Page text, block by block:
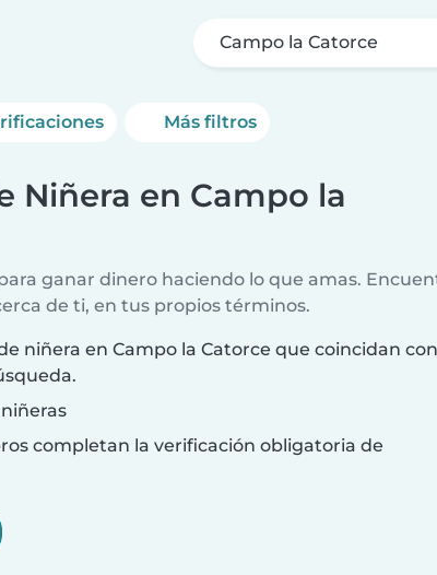
Campo la Catorce
Más filtros
Niñera en Campo la
ganar dinero haciendo lo que amas.
de ti, en tus propios términos.
niñera en Campo la Catorce que coincidan con
completan la verificación obligatoria de